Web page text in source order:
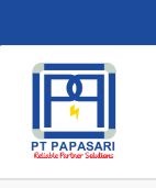
main